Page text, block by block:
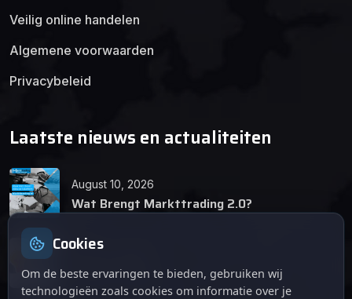
Veilig online handelen
Algemene voorwaarden
Privacybeleid
Laatste nieuws en actualiteiten
August 10, 2026
Wat Brengt Markttrading 2.0?
Tips en Tricks
Cookies
Om de beste ervaringen te bieden, gebruiken wij
technologieën zoals cookies om informatie over je